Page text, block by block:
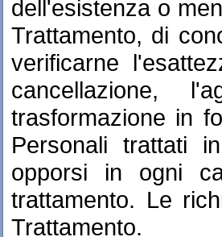
dell'esistenza o
Trattamento, di
verificarne
cancellazione,
trasformazione in
Personali trattati
opporsi in ogni
trattamento. Le
Trattamento.